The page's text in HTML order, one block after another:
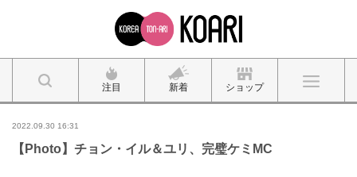
注目 新着 ショップ
2022.09.30 16:31
【Photo】チョン・イル＆ユリ、完璧ケミMC